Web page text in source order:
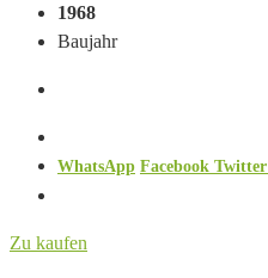
1968
Baujahr
WhatsApp Facebook Twitter
Zu kaufen